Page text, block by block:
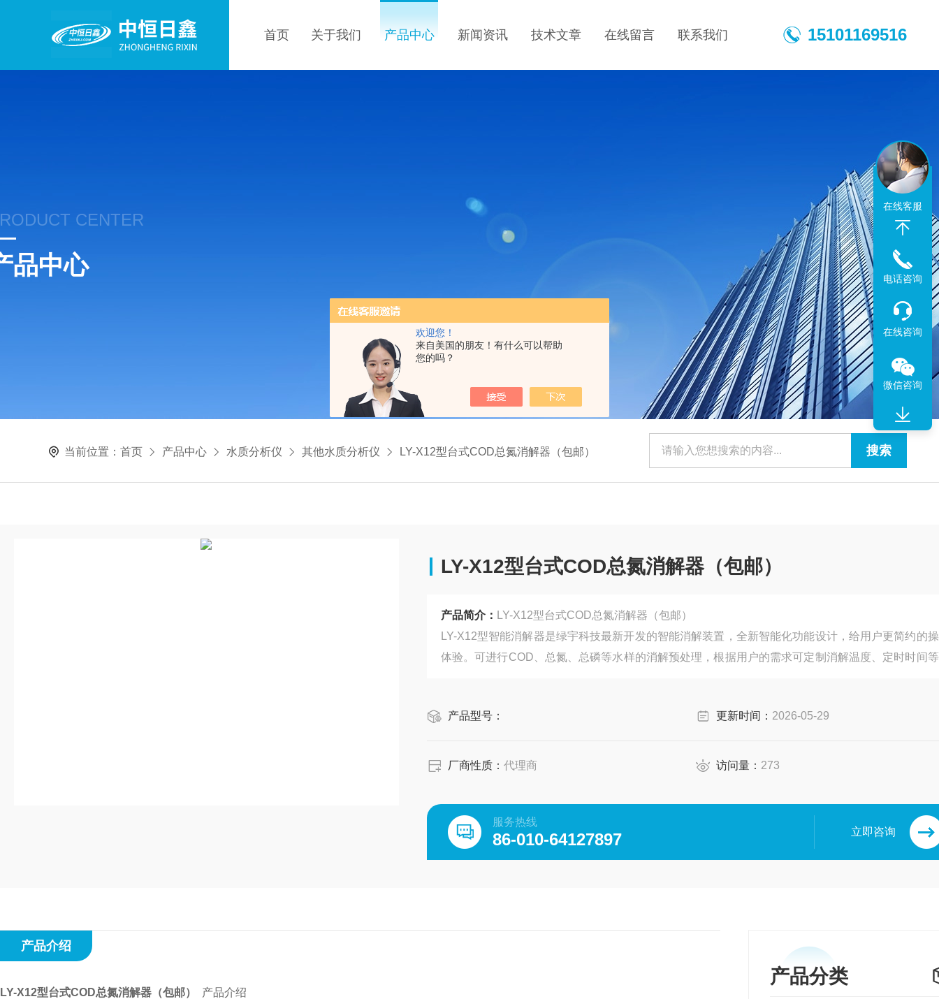
欢迎您！
来自美国的朋友！有什么可以帮助
您的吗？
首页 关于我们 产品中心 新闻资讯 技术文章 在线留言 联系我们 15101169516
CENTER
品中心
当前位置：首页 产品中心 水质分析仪 其他水质分析仪 LY-X12型台式COD总氮消解器（包邮）
LY-X12型台式COD总氮消解器（包邮）
产品简介：
LY-X12型台式COD总氮消解器（包邮）
LY-X12型智能消解器是绿宇科技最新开发的智能消解装置，全新智能化功能设计，给用户更简约的
体验。可进行COD、总氮、总磷等水样的消解预处理，根据用户的需求可定制消解温度、定时时间
产品型号： 更新时间： 2026-05-29
厂商性质： 代理商 访问量： 273
服务热线
86-010-64127897 立即咨询
产品分类
产品介绍
LY-X12型台式COD总氮消解器（包邮） 产品介绍
在线客服
电话咨询
在线咨询
微信咨询